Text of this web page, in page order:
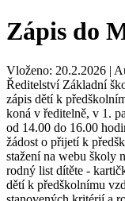
Zápis do
Vloženo: 20.2.2026 |
Ředitelství Základní
zápis dětí k
koná v ředitelně, v 1.
od 14.00 do 16.00
žádost o přijetí k
stažení na webu školy
rodný list dítěte -
dětí k předškolnímu